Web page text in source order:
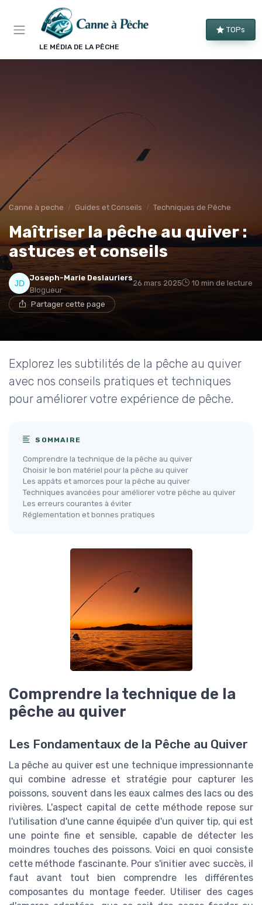
LE MÉDIA DE LA PÊCHE
TOPs
Canne à peche Guides et Conseils Techniques de Pêche
Maîtriser la pêche au quiver :
astuces et conseils
Joseph-Marie Deslauriers
Blogueur
26 mars 2025 10 min de lecture
Partager cette page
Explorez les subtilités de la pêche au quiver
avec nos conseils pratiques et techniques
pour améliorer votre expérience de pêche.
SOMMAIRE
Comprendre la technique de la pêche au quiver
Choisir le bon matériel pour la pêche au quiver
Les appâts et amorces pour la pêche au quiver
Techniques avancées pour améliorer votre pêche au quiver
Les erreurs courantes à éviter
Réglementation et bonnes pratiques
Comprendre la technique de la
pêche au quiver
Les Fondamentaux de la Pêche au Quiver
La pêche au quiver est une technique impressionnante
qui combine adresse et stratégie pour capturer les
poissons, souvent dans les eaux calmes des lacs ou des
rivières. L'aspect capital de cette méthode repose sur
l'utilisation d'une canne équipée d'un quiver tip, qui est
une pointe fine et sensible, capable de détecter les
moindres touches des poissons. Voici en quoi consiste
cette méthode fascinante. Pour s'initier avec succès, il
faut avant tout bien comprendre les différentes
composantes du montage feeder. Utiliser des cages
Panneau de gestion des cookies